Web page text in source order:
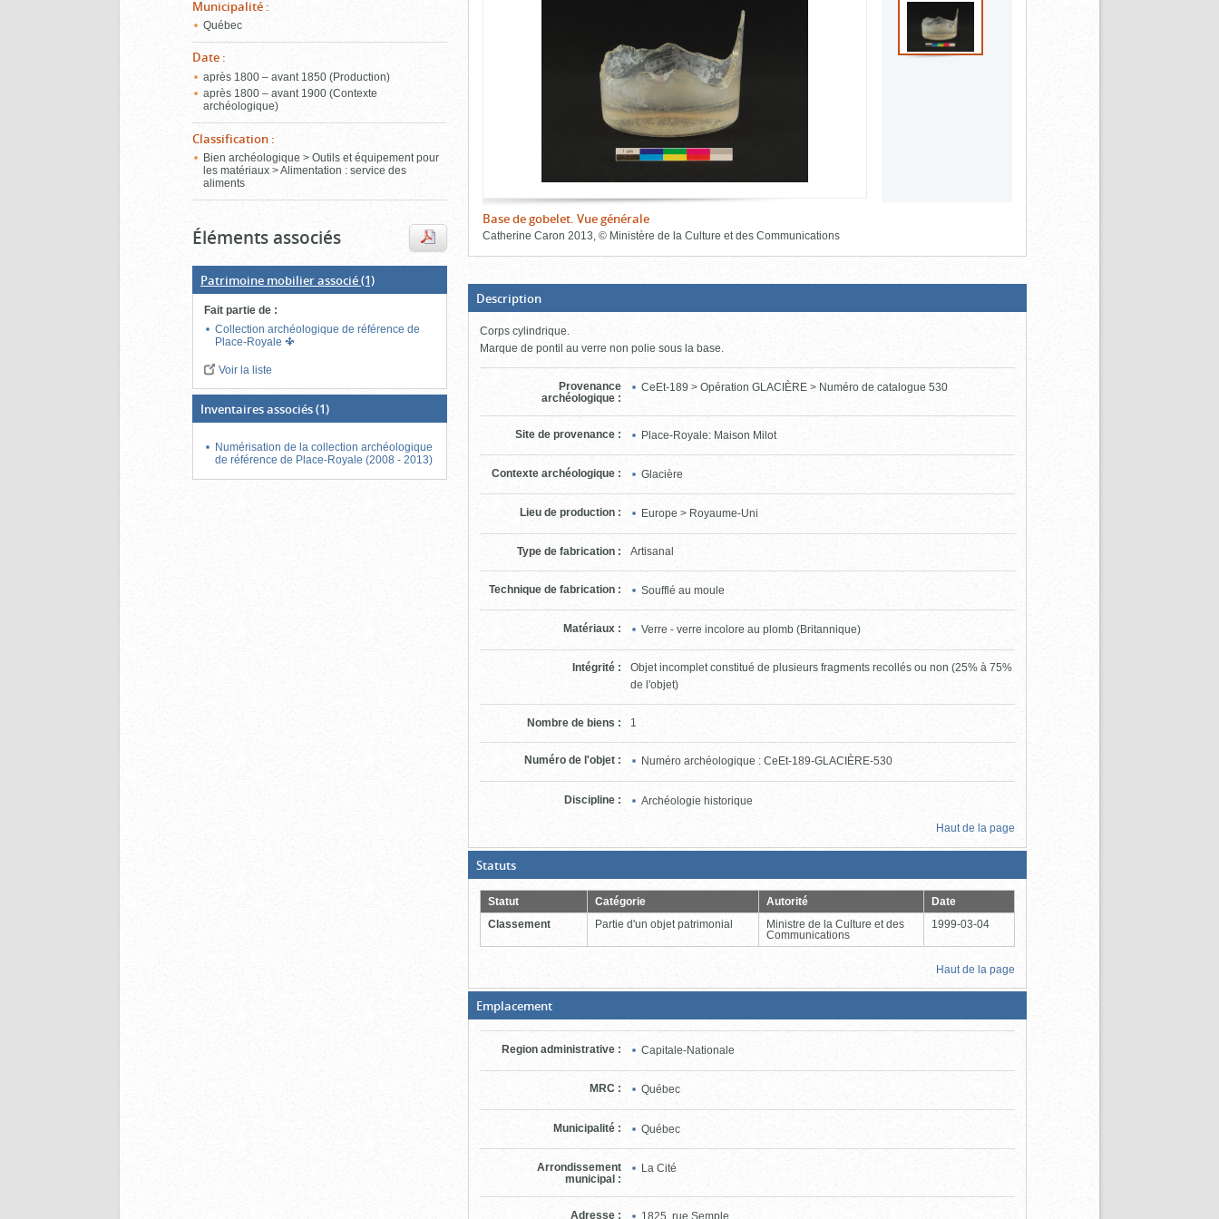
Municipalité :
Québec
Date :
après 1800 – avant 1850 (Production)
après 1800 – avant 1900 (Contexte
archéologique)
Classification :
Bien archéologique > Outils et équipement pour
les matériaux > Alimentation : service des
aliments
Éléments associés
Patrimoine mobilier associé(1)
Fait partie de :
Collection archéologique de référence de
Place-Royale
Voir la liste
Inventaires associés(1)
Numérisation de la collection archéologique
de référence de Place-Royale (2008 - 2013)
Base de gobelet. Vue générale
Catherine Caron 2013 © Ministère de la Culture et des Communications
bloc
d'onglets
Description(Boite
ouverte,
cliquer
pour
fermer)
Corps cylindrique.
Marque de pontil au verre non polie sous la base.
Provenance
archéologique :
CeEt-189 > Opération GLACIÈRE > Numéro de catalogue 530
Site de provenance : Place-Royale: Maison Milot
Contexte archéologique : Glacière
Lieu de production : Europe > Royaume-Uni
Type de fabrication : Artisanal
Technique de fabrication : Soufflé au moule
Matériaux : Verre - verre incolore au plomb (Britannique)
Intégrité :
Objet incomplet constitué de plusieurs fragments recollés ou non (25% à 75%
de l'objet)
Nombre de biens : 1
Numéro de l'objet : Numéro archéologique : CeEt-189-GLACIÈRE-530
Discipline : Archéologie historique
Haut de la page
Statuts(Boite
ouverte,
cliquer
pour
fermer)
Statut Catégorie Autorité
Date
Classement
Partie d'un objet patrimonial
Ministre de la Culture et des
Communications
1999-03-04
Haut de la page
Emplacement(Boite
fermée,
cliquer
pour
ouvrir)
Region administrative : Capitale-Nationale
MRC : Québec
Municipalité : Québec
Arrondissement
municipal :
La Cité
Adresse : 1825, rue Semple